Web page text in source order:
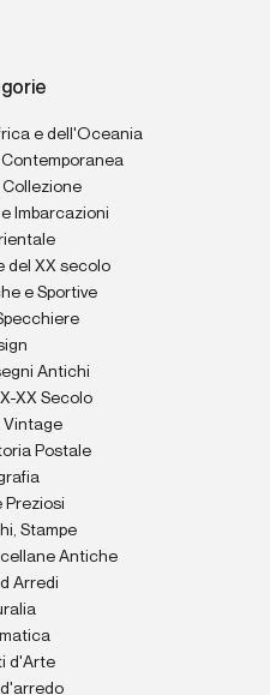
e dell'Oceania
Imbarcazioni
del XX secolo
e Sportive
Antichi
XX Secolo
Vintage
Postale
Preziosi
Stampe
Antiche
Arredi
d'Arte